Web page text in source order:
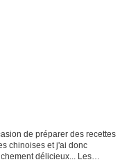
de préparer des recettes
chinoises et j'ai donc
délicieux... Les